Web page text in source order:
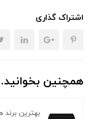
اشتراک گذاری
همچنین
بهترین